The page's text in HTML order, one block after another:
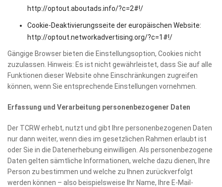
http://optout.aboutads.info/?c=2#!/
Cookie-Deaktivierungsseite der europäischen Website:
http://optout.networkadvertising.org/?c=1#!/
Gängige Browser bieten die Einstellungsoption, Cookies nicht
zuzulassen. Hinweis: Es ist nicht gewährleistet, dass Sie auf alle
Funktionen dieser Website ohne Einschränkungen zugreifen
können, wenn Sie entsprechende Einstellungen vornehmen.
Erfassung und Verarbeitung personenbezogener Daten
Der TCRW erhebt, nutzt und gibt Ihre personenbezogenen Daten
nur dann weiter, wenn dies im gesetzlichen Rahmen erlaubt ist
oder Sie in die Datenerhebung einwilligen. Als personenbezogene
Daten gelten sämtliche Informationen, welche dazu dienen, Ihre
Person zu bestimmen und welche zu Ihnen zurückverfolgt
werden können – also beispielsweise Ihr Name, Ihre E-Mail-